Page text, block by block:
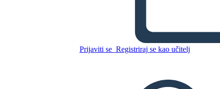
Prijaviti se Registriraj se kao učitelj
Kopirajte ovaj Storyboard
REPRODUCIRAJ DIJAPROJEKCIJU